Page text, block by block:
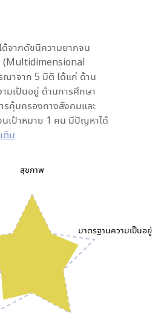
ด้จากดัชนีความยากจน
(Multidimensional
ณาจาก 5 มิติ ได้แก่ ด้าน
มเป็นอยู่ ด้านการศึกษา
รคุ้มครองทางสังคมและ
เป้าหมาย 1 คน มีปัญหาได้
ติม
สุขภาพ
มาตรฐานความเป็นอยู่